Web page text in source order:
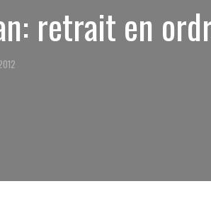
retrait en